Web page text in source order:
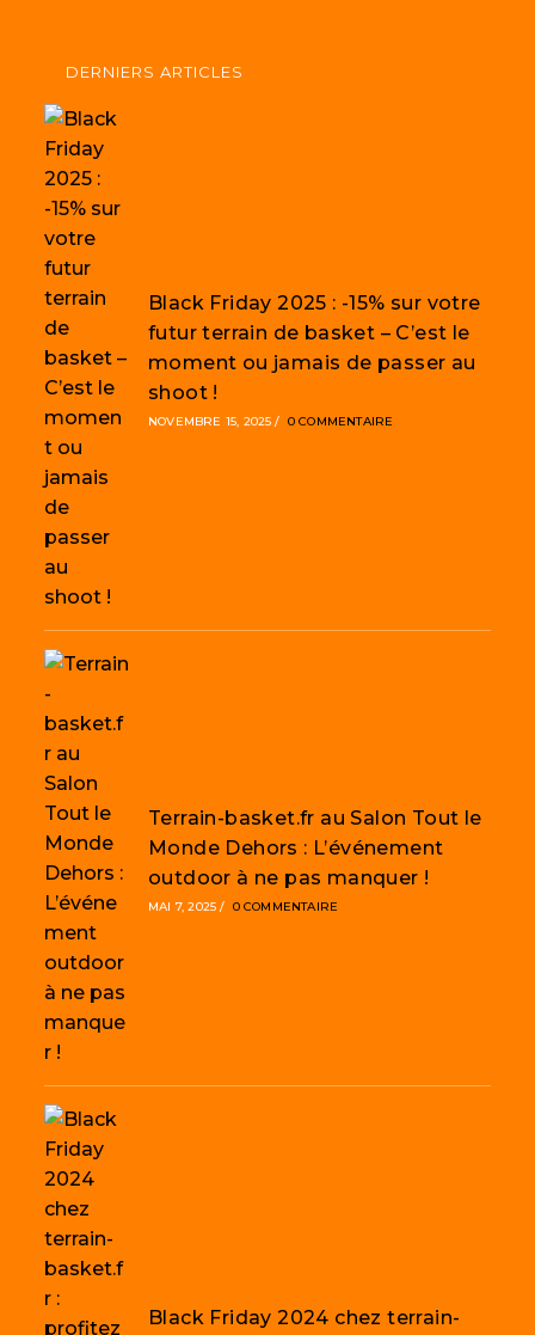
DERNIERS ARTICLES
Black Friday 2025 : -15% sur votre
futur terrain de basket – C’est le
moment ou jamais de passer au
shoot !
NOVEMBRE 15, 2025 / 0 COMMENTAIRE
Terrain-basket.fr au Salon Tout le
Monde Dehors : L’événement
outdoor à ne pas manquer !
MAI 7, 2025 / 0 COMMENTAIRE
Black Friday 2024 chez terrain-